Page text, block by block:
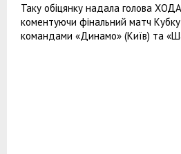
Таку обіцянку надала голова
коментуючи фінальний матч
командами «Динамо» (Київ) та